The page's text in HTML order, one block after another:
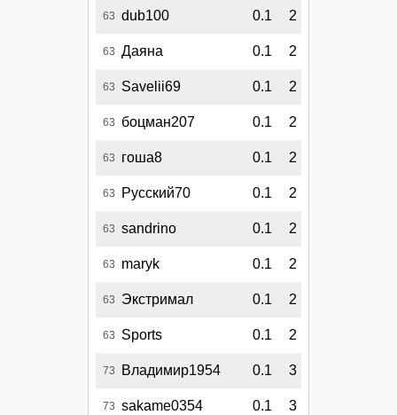
63 dub100 0.1 2
63 Даяна 0.1 2
63 Savelii69 0.1 2
63 боцман207 0.1 2
63 гоша8 0.1 2
63 Русский70 0.1 2
63 sandrino 0.1 2
63 maryk 0.1 2
63 Экстримал 0.1 2
63 Sports 0.1 2
73 Владимир1954 0.1 3
73 sakame0354 0.1 3